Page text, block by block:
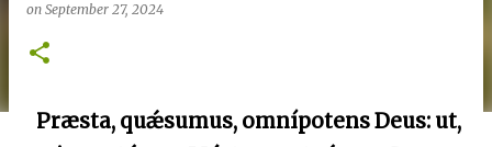
on September 27, 2024
Præsta, quǽsumus, omnípotens Deus: ut,